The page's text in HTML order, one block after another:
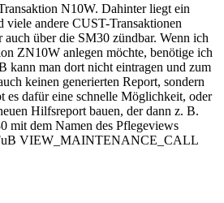
N10W. Dahinter liegt ein
andere CUST-Transaktionen
über die SM30 zündbar. Wenn ich
ZN10W anlegen möchte, benötige ich
kann man dort nicht eintragen und zum
keinen generierten Report, sondern
es dafür eine schnelle Möglichkeit, oder
Hilfsreport bauen, der dann z. B.
mit dem Namen des Pflegeviews
VIEW_MAINTENANCE_CALL